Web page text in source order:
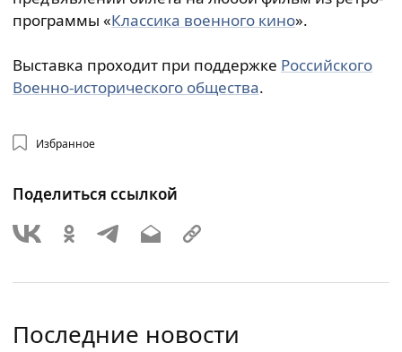
программы «Классика военного кино».
Выставка проходит при поддержке Российского
Военно-исторического общества.
Избранное
Поделиться ссылкой
Последние новости